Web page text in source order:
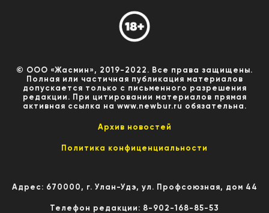
© ООО «Жасмин», 2019-2022. Все права защищены.
Полная или частичная публикация материалов
допускается только с письменного разрешения
редакции. При цитировании материалов прямая
активная ссылка на www.newbur.ru обязательна.
Архив новостей
Политика конфиценциальности
Адрес: 670000, г. Улан-Удэ, ул. Профсоюзная, дом 44
Телефон редакции: 8-902-168-85-53